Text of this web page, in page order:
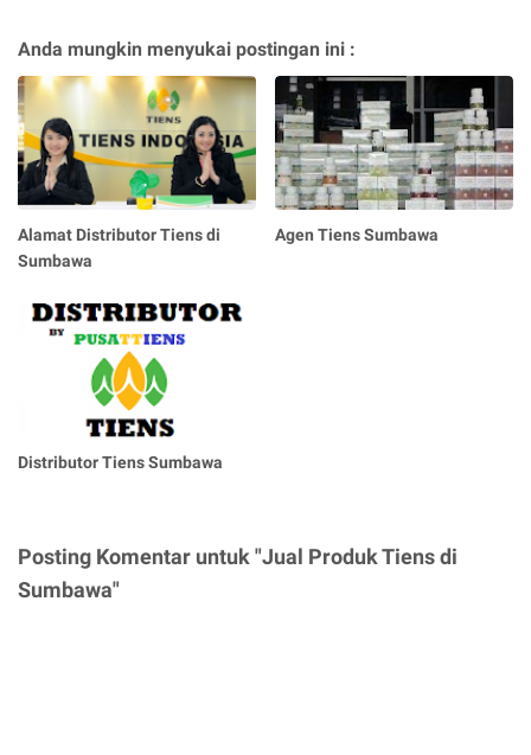
Anda mungkin menyukai postingan ini :
Alamat Distributor Tiens di
Sumbawa
Agen Tiens Sumbawa
Distributor Tiens Sumbawa
Posting Komentar untuk "Jual Produk Tiens di
Sumbawa"